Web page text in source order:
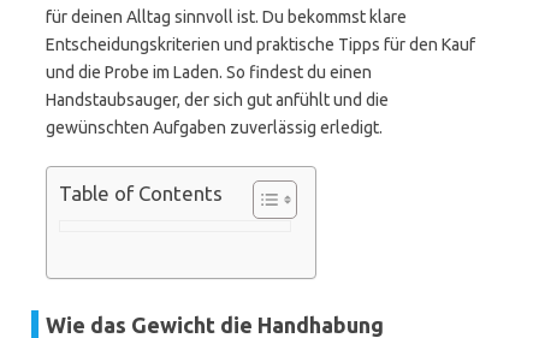
für deinen Alltag sinnvoll ist. Du bekommst klare
Entscheidungskriterien und praktische Tipps für den Kauf
und die Probe im Laden. So findest du einen
Handstaubsauger, der sich gut anfühlt und die
gewünschten Aufgaben zuverlässig erledigt.
Table of Contents
Wie das Gewicht die Handhabung